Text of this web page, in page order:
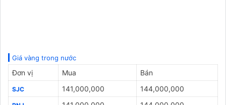
Giá vàng trong nước
Đơn vị Mua Bán
SJC 141,000,000 144,000,000